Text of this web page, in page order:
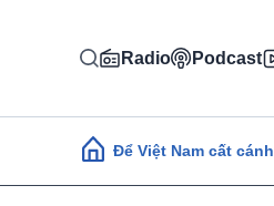
Radio Podcast
Main navigation
Để Việt Nam cất cánh